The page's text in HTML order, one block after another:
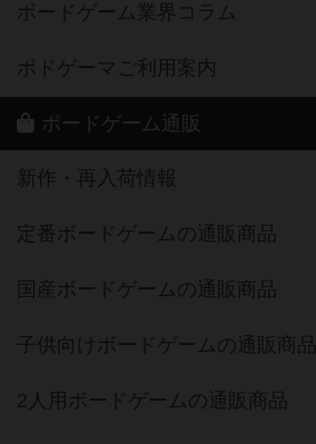
ボードゲーム業界コラム
ボドゲーマご利用案内
ボードゲーム通販
新作・再入荷情報
定番ボードゲームの通販商品
国産ボードゲームの通販商品
子供向けボードゲームの通販商品
2人用ボードゲームの通販商品